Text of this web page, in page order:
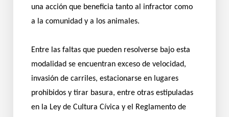
una acción que beneficia tanto al infractor como
a la comunidad y a los animales.
Entre las faltas que pueden resolverse bajo esta
modalidad se encuentran exceso de velocidad,
invasión de carriles, estacionarse en lugares
prohibidos y tirar basura, entre otras estipuladas
en la Ley de Cultura Cívica y el Reglamento de